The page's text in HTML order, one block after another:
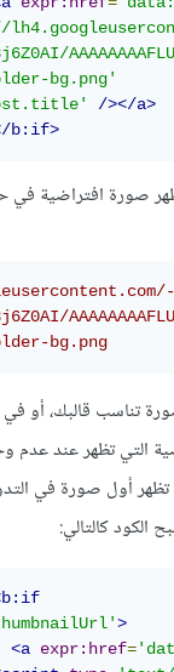
bg.png'
/></a>
b:if>
صورة افتراضية في
bg.png
تناسب قالبك، أو
التي تظهر عند عدم
أول صورة في
كالتالي:
>
<a
expr:href=